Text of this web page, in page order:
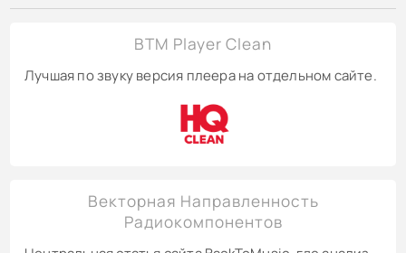
BTM Player Clean
Лучшая по звуку версия плеера на отдельном сайте.
Векторная Направленность
Радиокомпонентов